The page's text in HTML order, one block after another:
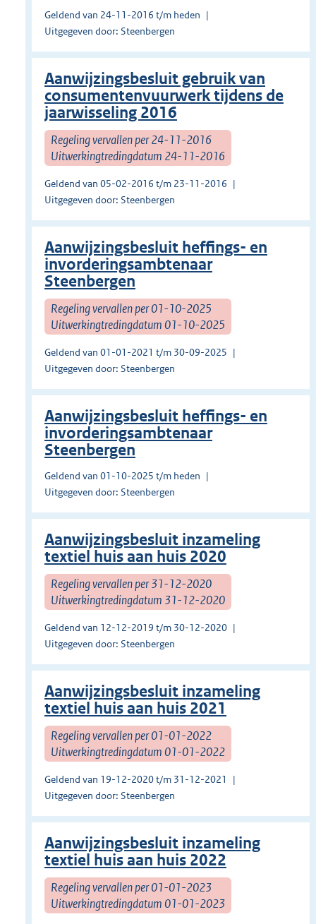
Geldend van 24-11-2016 t/m heden
Uitgegeven door: Steenbergen
Aanwijzingsbesluit gebruik van
consumentenvuurwerk tijdens de
jaarwisseling 2016
Regeling vervallen per 24-11-2016
Uitwerkingtredingdatum 24-11-2016
Geldend van 05-02-2016 t/m 23-11-2016
Uitgegeven door: Steenbergen
Aanwijzingsbesluit heffings- en
invorderingsambtenaar
Steenbergen
Regeling vervallen per 01-10-2025
Uitwerkingtredingdatum 01-10-2025
Geldend van 01-01-2021 t/m 30-09-2025
Uitgegeven door: Steenbergen
Aanwijzingsbesluit heffings- en
invorderingsambtenaar
Steenbergen
Geldend van 01-10-2025 t/m heden
Uitgegeven door: Steenbergen
Aanwijzingsbesluit inzameling
textiel huis aan huis 2020
Regeling vervallen per 31-12-2020
Uitwerkingtredingdatum 31-12-2020
Geldend van 12-12-2019 t/m 30-12-2020
Uitgegeven door: Steenbergen
Aanwijzingsbesluit inzameling
textiel huis aan huis 2021
Regeling vervallen per 01-01-2022
Uitwerkingtredingdatum 01-01-2022
Geldend van 19-12-2020 t/m 31-12-2021
Uitgegeven door: Steenbergen
Aanwijzingsbesluit inzameling
textiel huis aan huis 2022
Regeling vervallen per 01-01-2023
Uitwerkingtredingdatum 01-01-2023